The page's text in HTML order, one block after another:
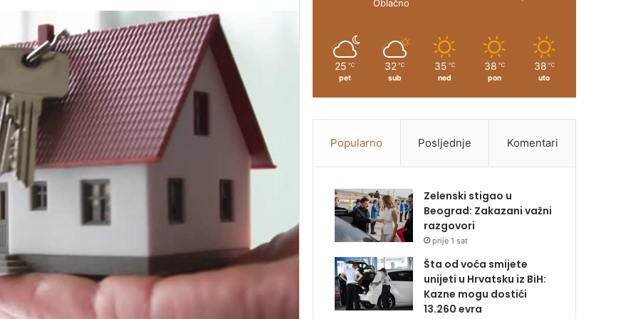
Oblačno
25 ℃
pet
32 ℃
sub
35 ℃
ned
38 ℃
pon
38 ℃
uto
Popularno Posljednje Komentari
Zelenski stigao u
Beograd: Zakazani važni
razgovori
prije 1 sat
Šta od voća smijete
unijeti u Hrvatsku iz BiH:
Kazne mogu dostići
13.260 evra